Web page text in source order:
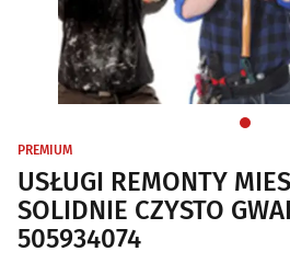
PREMIUM
USŁUGI REMONTY
SOLIDNIE CZYSTO
505934074